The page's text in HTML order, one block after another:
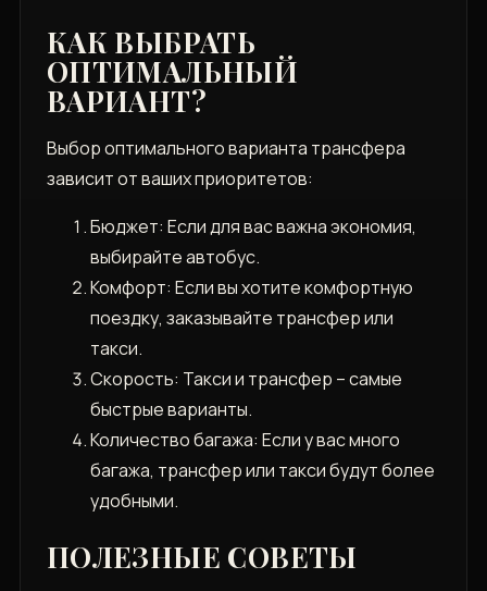
КАК ВЫБРАТЬ
ОПТИМАЛЬНЫЙ
ВАРИАНТ?
Выбор оптимального варианта трансфера
зависит от ваших приоритетов:
Бюджет: Если для вас важна экономия,
выбирайте автобус.
Комфорт: Если вы хотите комфортную
поездку, заказывайте трансфер или
такси.
Скорость: Такси и трансфер – самые
быстрые варианты.
Количество багажа: Если у вас много
багажа, трансфер или такси будут более
удобными.
ПОЛЕЗНЫЕ СОВЕТЫ